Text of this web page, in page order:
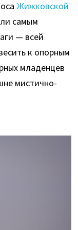
Жижковской
самым
— всей
к опорным
младенцев
мистично-